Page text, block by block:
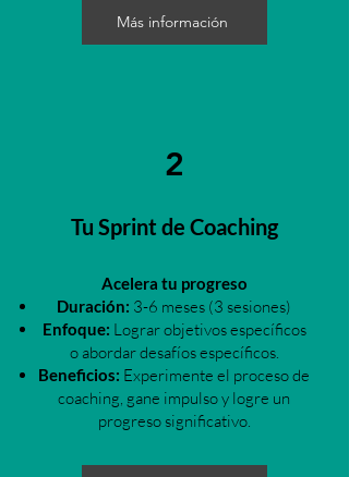
Más información
2
Tu Sprint de Coaching
Acelera tu progreso
Duración: 3-6 meses (3 sesiones)
Enfoque: Lograr objetivos específicos
o abordar desafíos específicos.
Beneficios: Experimente el proceso de
coaching, gane impulso y logre un
progreso significativo.